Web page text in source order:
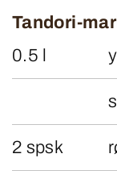
Tandori-
0.5 l
2 spsk